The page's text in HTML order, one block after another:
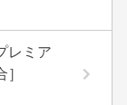
レミア